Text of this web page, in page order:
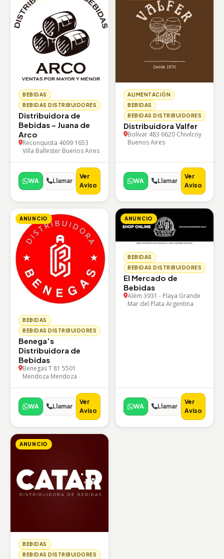
BEBIDAS
BEBIDAS DISTRIBUIDORES
Distribuidora de
Bebidas – Juana de
Arco
Reconquista 4699 1653
Villa Ballester Buenos Aires
WA Llamar
Ver
Aviso
ALIMENTACIÓN
BEBIDAS
BEBIDAS DISTRIBUIDORES
Distribuidora Valfer
Bolívar 483 6620 Chivilcoy
Buenos Aires
WA Llamar
Ver
Aviso
ANUNCIO
BEBIDAS
BEBIDAS DISTRIBUIDORES
Benega’s
Distribuidora de
Bebidas
Benegas T 81 5501
Mendoza Mendoza
WA Llamar
Ver
Aviso
ANUNCIO
BEBIDAS
BEBIDAS DISTRIBUIDORES
El Mercado de
Bebidas
Além 3931 - Playa Grande
Mar del Plata Argentina
WA Llamar
Ver
Aviso
ANUNCIO
BEBIDAS
BEBIDAS DISTRIBUIDORES